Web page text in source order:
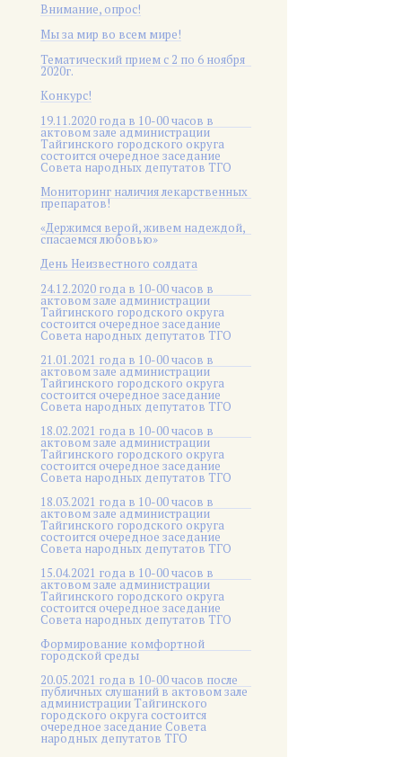
Внимание, опрос!
Мы за мир во всем мире!
Тематический прием с 2 по 6 ноября
2020г.
Конкурс!
19.11.2020 года в 10-00 часов в
актовом зале администрации
Тайгинского городского округа
состоится очередное заседание
Совета народных депутатов ТГО
Мониторинг наличия лекарственных
препаратов!
«Держимся верой, живем надеждой,
спасаемся любовью»
День Неизвестного солдата
24.12.2020 года в 10-00 часов в
актовом зале администрации
Тайгинского городского округа
состоится очередное заседание
Совета народных депутатов ТГО
21.01.2021 года в 10-00 часов в
актовом зале администрации
Тайгинского городского округа
состоится очередное заседание
Совета народных депутатов ТГО
18.02.2021 года в 10-00 часов в
актовом зале администрации
Тайгинского городского округа
состоится очередное заседание
Совета народных депутатов ТГО
18.03.2021 года в 10-00 часов в
актовом зале администрации
Тайгинского городского округа
состоится очередное заседание
Совета народных депутатов ТГО
15.04.2021 года в 10-00 часов в
актовом зале администрации
Тайгинского городского округа
состоится очередное заседание
Совета народных депутатов ТГО
Формирование комфортной
городской среды
20.05.2021 года в 10-00 часов после
публичных слушаний в актовом зале
администрации Тайгинского
городского округа состоится
очередное заседание Совета
народных депутатов ТГО